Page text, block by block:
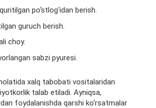
po‘stlog‘idan berish.
guruch berish.
choy.
sabzi pyuresi.
xalq tabobati vositalaridan
talab etiladi. Ayniqsa,
foydalanishda qarshi ko‘rsatmalar